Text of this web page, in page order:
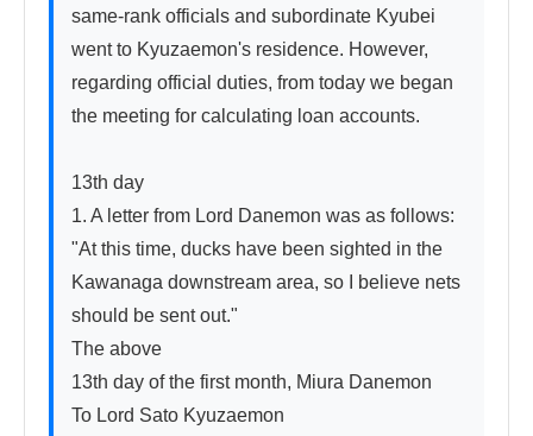
same-rank officials and subordinate Kyubei
went to Kyuzaemon's residence. However,
regarding official duties, from today we began
the meeting for calculating loan accounts.
13th day
1. A letter from Lord Danemon was as follows:
"At this time, ducks have been sighted in the
Kawanaga downstream area, so I believe nets
should be sent out."
The above
13th day of the first month, Miura Danemon
To Lord Sato Kyuzaemon